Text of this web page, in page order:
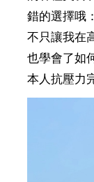
錯的選擇哦
不只讓我在
也學會了如
本人抗壓力